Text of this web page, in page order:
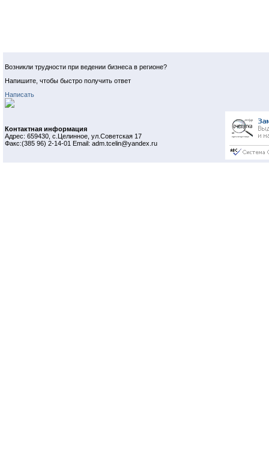
Возникли трудности при ведении бизнеса в регионе?
Напишите, чтобы быстро получить ответ
Написать
Контактная информация
Адрес: 659430, с.Целинное, ул.Советская 17
Факс:(385 96) 2-14-01 Email: adm.tcelin@yandex.ru